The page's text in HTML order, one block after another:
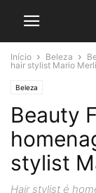
Início Beleza
hair stylist Mario
Beleza
Beauty
stylist
Hair stylist é